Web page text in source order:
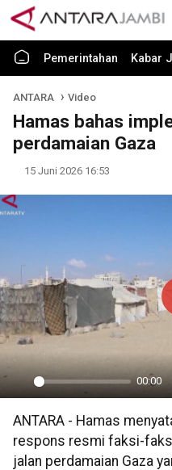
Pemerintahan Kabar
ANTARA Video
Hamas bahas
perdamaian Gaza
15 Juni 2026 16:53
Play
00:00
ANTARA - Hamas
respons resmi faksi-
jalan perdamaian Gaza